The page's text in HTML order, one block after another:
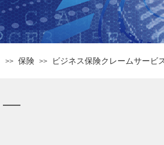
>> 保険 >> ビジネス保険クレームサービ
—